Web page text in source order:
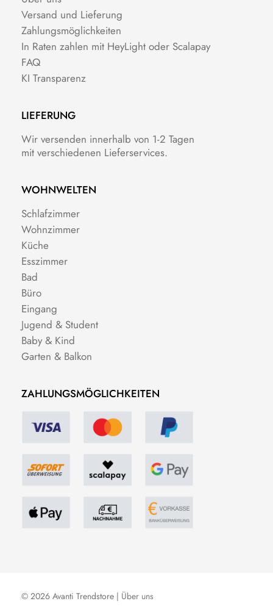
Versand und Lieferung
Zahlungsmöglichkeiten
In Raten zahlen mit HeyLight oder Scalapay
FAQ
KI Transparenz
LIEFERUNG
Wir versenden innerhalb von 1-2 Tagen
mit verschiedenen Lieferservices.
WOHNWELTEN
Schlafzimmer
Wohnzimmer
Küche
Esszimmer
Bad
Büro
Eingang
Jugend & Student
Baby & Kind
Garten & Balkon
ZAHLUNGSMÖGLICHKEITEN
© 2026 Avanti Trendstore | Über uns